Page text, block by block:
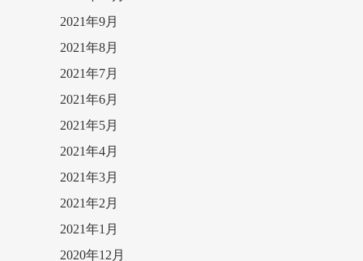
2021年9月
2021年8月
2021年7月
2021年6月
2021年5月
2021年4月
2021年3月
2021年2月
2021年1月
2020年12月